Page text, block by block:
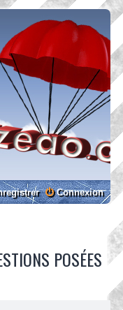
Connexion
POSÉES